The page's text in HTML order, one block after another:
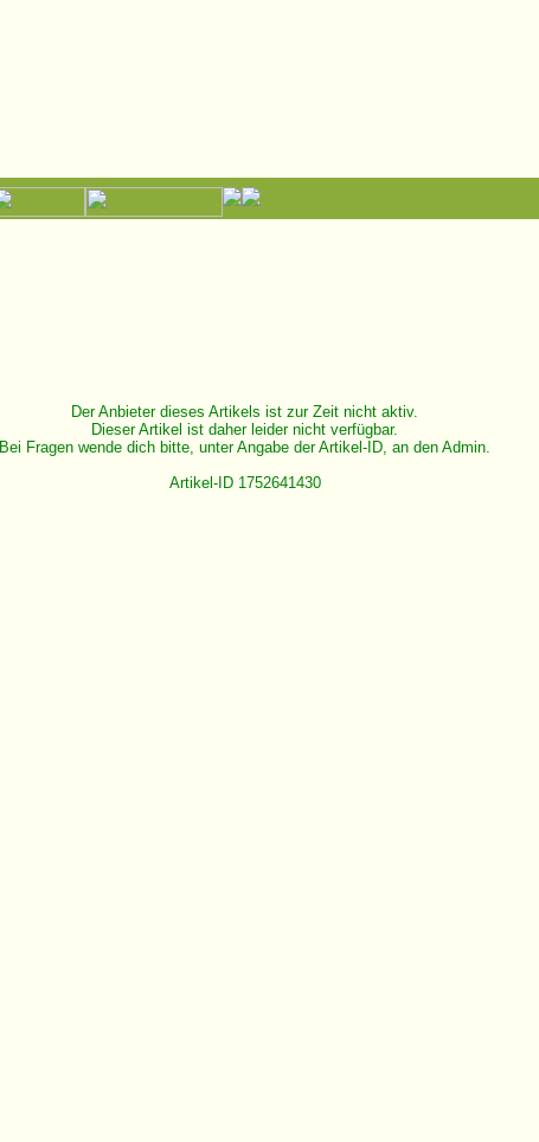
Der Anbieter dieses Artikels ist zur Zeit nicht aktiv.
Dieser Artikel ist daher leider nicht verfügbar.
Bei Fragen wende dich bitte, unter Angabe der Artikel-ID, an den Admin.
Artikel-ID 1752641430